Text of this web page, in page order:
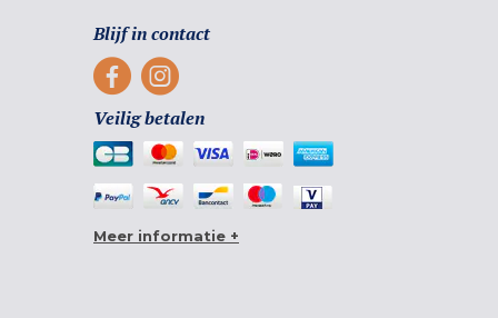
Blijf in contact
Veilig betalen
Meer informatie +